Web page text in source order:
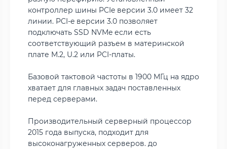
контроллер шины PCIe версии 3.0 имеет 32
линии. PCI-e версии 3.0 позволяет
подключать SSD NVMe если есть
соответствующий разъем в материнской
плате M.2, U.2 или PCI-платы.
Базовой тактовой частоты в 1900 МГц на ядро
хватает для главных задач поставленных
перед серверами.
Производительный серверный процессор
2015 года выпуска, подходит для
высоконагруженных серверов. до